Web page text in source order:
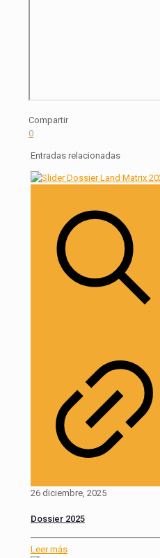
Compartir
0
Entradas relacionadas
26 diciembre, 2025
Dossier 2025
Leer más